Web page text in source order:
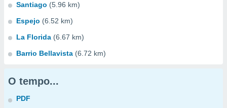
Santiago (5.96 km)
Espejo (6.52 km)
La Florida (6.67 km)
Barrio Bellavista (6.72 km)
O tempo...
PDF